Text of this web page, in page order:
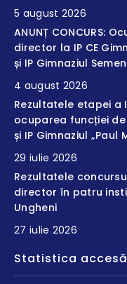
5 august 2026
ANUNȚ CONCURS:
director la IP CE
și IP Gimnaziul
4 august 2026
Rezultatele etapei a
ocuparea funcției
și IP Gimnaziul „Paul
29 iulie 2026
Rezultatele
director în patru
Ungheni
27 iulie 2026
Statistica